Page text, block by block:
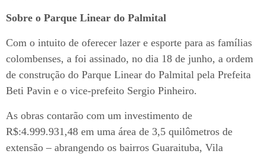
Sobre o Parque Linear do Palmital
Com o intuito de oferecer lazer e esporte para as famílias
colombenses, a foi assinado, no dia 18 de junho, a ordem
de construção do Parque Linear do Palmital pela Prefeita
Beti Pavin e o vice-prefeito Sergio Pinheiro.
As obras contarão com um investimento de
R$:4.999.931,48 em uma área de 3,5 quilômetros de
extensão – abrangendo os bairros Guaraituba, Vila